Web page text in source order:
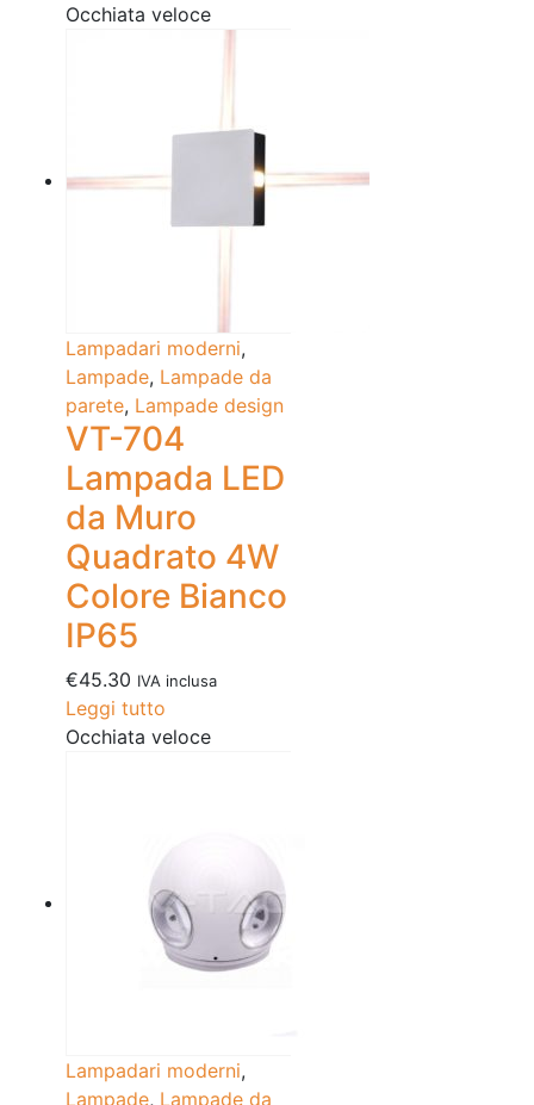
Occhiata veloce
Lampadari moderni,
Lampade, Lampade da
parete, Lampade design
VT-704
Lampada LED
da Muro
Quadrato 4W
Colore Bianco
IP65
€45.30 IVA inclusa
Leggi tutto
Occhiata veloce
Lampadari moderni,
Lampade, Lampade da